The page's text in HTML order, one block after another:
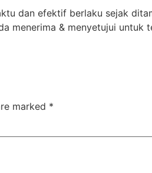
dan efektif berlaku sejak
menerima & menyetujui
marked *